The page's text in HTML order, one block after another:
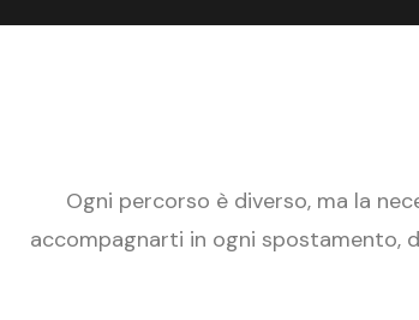
Ogni percorso è diverso, ma la
accompagnarti in ogni spostamento,